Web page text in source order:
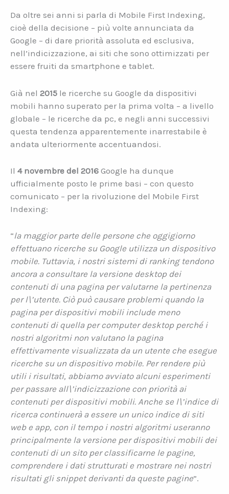
Da oltre sei anni si parla di Mobile First Indexing,
cioè della decisione – più volte annunciata da
Google – di dare priorità assoluta ed esclusiva,
nell’indicizzazione, ai siti che sono ottimizzati per
essere fruiti da smartphone e tablet.
Già nel 2015 le ricerche su Google da dispositivi
mobili hanno superato per la prima volta – a livello
globale – le ricerche da pc, e negli anni successivi
questa tendenza apparentemente inarrestabile è
andata ulteriormente accentuandosi.
Il 4 novembre del 2016 Google ha dunque
ufficialmente posto le prime basi – con questo
comunicato – per la rivoluzione del Mobile First
Indexing:
“la maggior parte delle persone che oggigiorno
effettuano ricerche su Google utilizza un dispositivo
mobile. Tuttavia, i nostri sistemi di ranking tendono
ancora a consultare la versione desktop dei
contenuti di una pagina per valutarne la pertinenza
per l\’utente. Ciò può causare problemi quando la
pagina per dispositivi mobili include meno
contenuti di quella per computer desktop perché i
nostri algoritmi non valutano la pagina
effettivamente visualizzata da un utente che esegue
ricerche su un dispositivo mobile. Per rendere più
utili i risultati, abbiamo avviato alcuni esperimenti
per passare all\’indicizzazione con priorità ai
contenuti per dispositivi mobili. Anche se l\’indice di
ricerca continuerà a essere un unico indice di siti
web e app, con il tempo i nostri algoritmi useranno
principalmente la versione per dispositivi mobili dei
contenuti di un sito per classificarne le pagine,
comprendere i dati strutturati e mostrare nei nostri
risultati gli snippet derivanti da queste pagine”.